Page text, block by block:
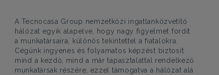
A Tecnocasa Group nemzetközi ingatlanközvetítő
hálózat egyik alapelve, hogy nagy figyelmet fordít
a munkatársaira, különös tekintettel a fiatalokra.
Cégünk ingyenes és folyamatos képzést biztosít
mind a kezdő, mind a már tapasztalattal rendelkező
munkatársak részére, ezzel támogatva a hálózat alá